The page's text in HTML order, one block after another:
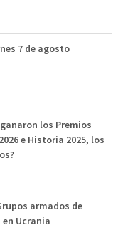
7 de agosto
los Premios
e Historia 2025, los
armados de
Ucrania